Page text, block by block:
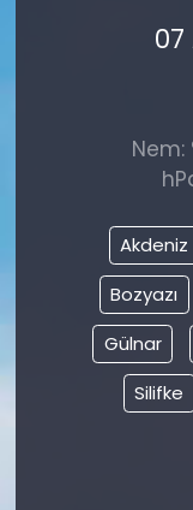
Nem:
Akdeniz
Bozyazı
Gülnar
Silifke